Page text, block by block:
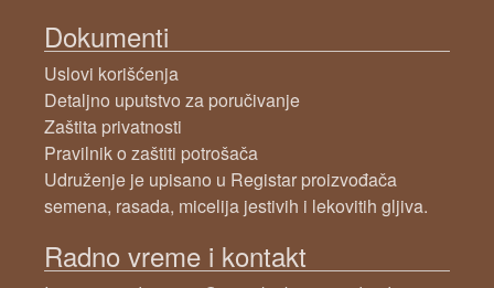
Dokumenti
Uslovi korišćenja
Detaljno uputstvo za poručivanje
Zaštita privatnosti
Pravilnik o zaštiti potrošača
Udruženje je upisano u Registar proizvođača
semena, rasada, micelija jestivih i lekovitih gljiva.
Radno vreme i kontakt